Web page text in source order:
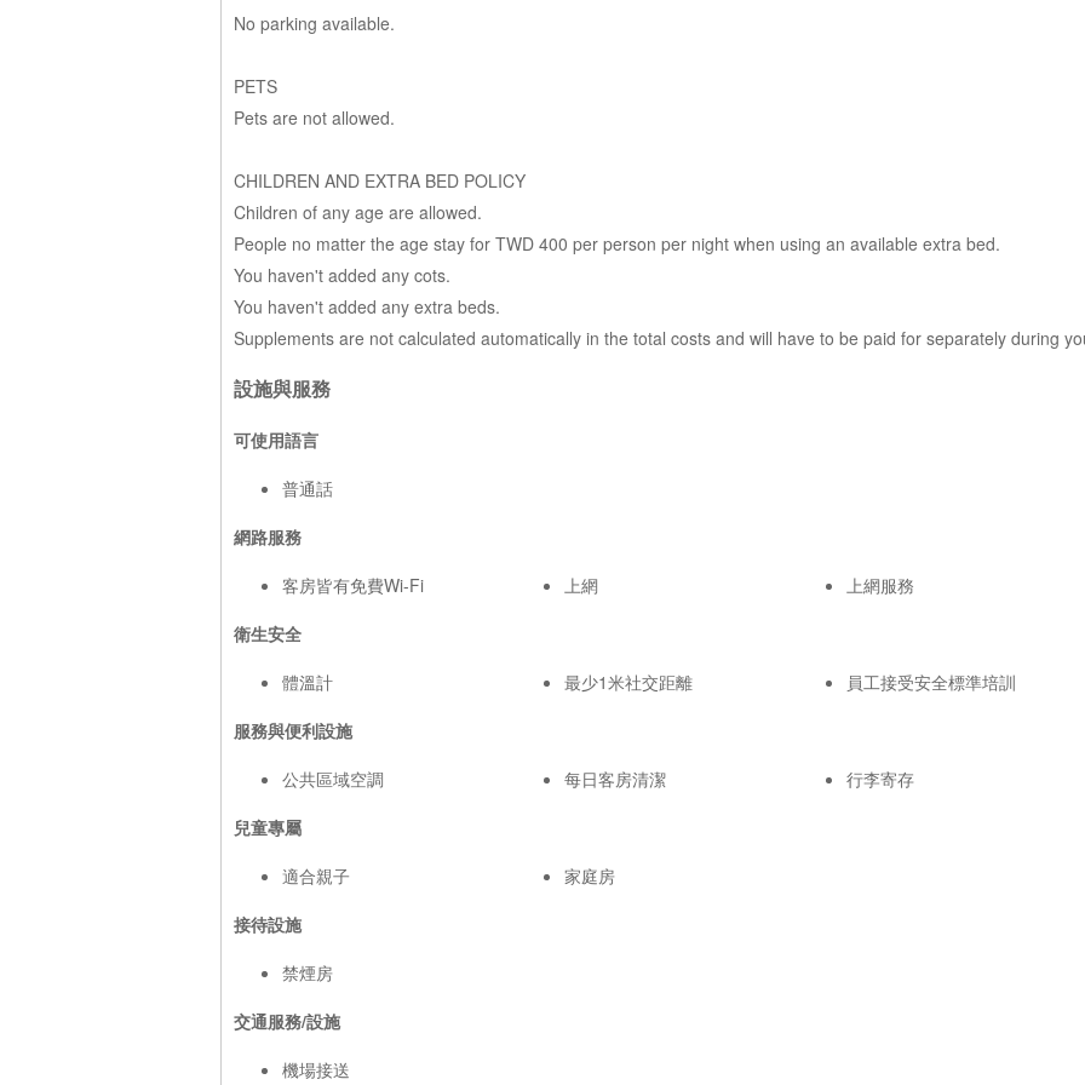
No parking available.
PETS
Pets are not allowed.
CHILDREN AND EXTRA BED POLICY
Children of any age are allowed.
People no matter the age stay for TWD 400 per person per night when using an available extra bed.
You haven't added any cots.
You haven't added any extra beds.
Supplements are not calculated automatically in the total costs and will have to be paid for separately during
設施與服務
可使用語言
普通話
網路服務
客房皆有免費Wi-Fi
上網 上網服務
衛生安全
體溫計
最少1米社交距離 員工接受安全標準培訓
服務與便利設施
公共區域空調
每日客房清潔 行李寄存
兒童專屬
適合親子
家庭房
接待設施
禁煙房
交通服務/設施
機場接送